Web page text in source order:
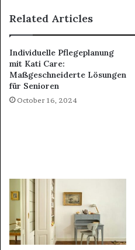
Related Articles
Individuelle Pflegeplanung
mit Kati Care:
Maßgeschneiderte Lösungen
für Senioren
October 16, 2024